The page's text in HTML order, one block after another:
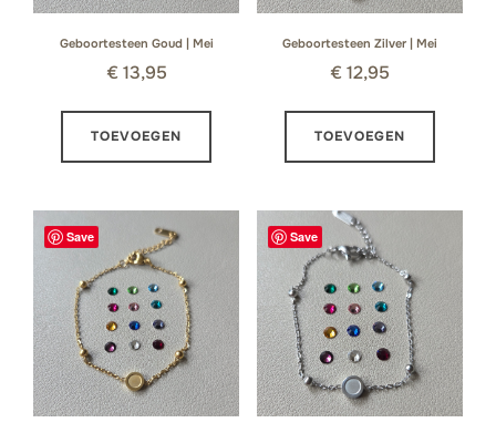
Geboortesteen Goud | Mei
€ 13,95
TOEVOEGEN
Geboortesteen Zilver | Mei
€ 12,95
TOEVOEGEN
Save Save